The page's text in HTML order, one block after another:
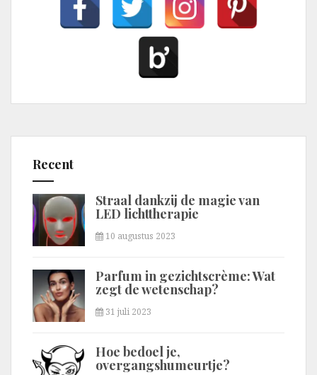
Recent
Straal dankzij de magie van
LED lichttherapie
10 augustus 2023
Parfum in gezichtscrème: Wat
zegt de wetenschap?
31 juli 2023
Hoe bedoel je,
overgangshumeurtje?